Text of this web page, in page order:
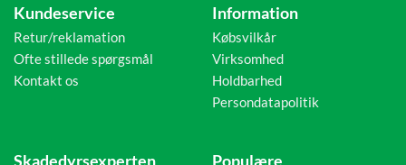
Kundeservice
Retur/reklamation
Ofte stillede spørgsmål
Kontakt os
Information
Købsvilkår
Virksomhed
Holdbarhed
Persondatapolitik
Skadedyrsexperten Populære